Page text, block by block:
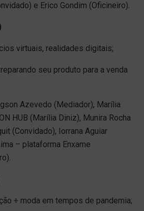
e Erico Gondim (Oficineiro).
virtuais, realidades digitais;
seu produto para a venda
Azevedo (Mediador), Marília
HUB (Marília Diniz), Munira Rocha
(Convidado), Iorrana Aguiar
– plataforma Enxame
+ moda em tempos de pandemia;